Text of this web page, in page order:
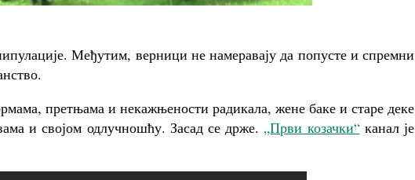
Међутим, верници не намеравају да попусте и спремни
претњама и некажњености радикала, жене баке и старе деке
и својом одлучношћу. Засад се држе. „Први козачки“канал је